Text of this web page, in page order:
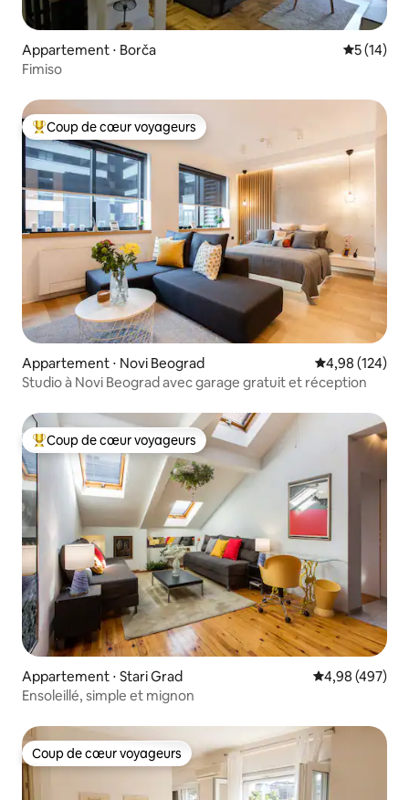
Appartement ⋅ Borča
5 (14)
Fimiso
Coups de cœur voyageurs les plus appréciés
Coup de cœur voyageurs
Appartement ⋅ Novi Beograd Évaluation
4,98 (124)
Studio à Novi Beograd avec garage gratuit et réception
Coups de cœur voyageurs les plus appréciés
Coup de cœur voyageurs
Appartement ⋅ Stari Grad Évaluation
4,98 (497)
Ensoleillé, simple et mignon
Coup de cœur voyageurs
Coup de cœur voyageurs